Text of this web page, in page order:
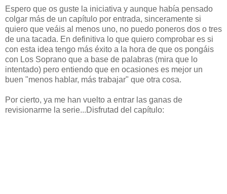
Espero que os guste la iniciativa y aunque había pensado
colgar más de un capítulo por entrada, sinceramente si
quiero que veáis al menos uno, no puedo poneros dos o tres
de una tacada. En definitiva lo que quiero comprobar es si
con esta idea tengo más éxito a la hora de que os pongáis
con Los Soprano que a base de palabras (mira que lo
intentado) pero entiendo que en ocasiones es mejor un
buen "menos hablar, más trabajar" que otra cosa.
Por cierto, ya me han vuelto a entrar las ganas de
revisionarme la serie...Disfrutad del capítulo: